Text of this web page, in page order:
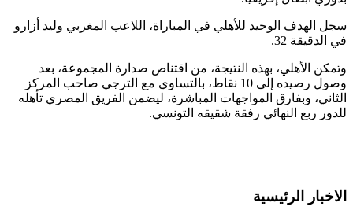
سجل الهدف الوحيد للأهلي في المباراة، اللاعب المغربي وليد أزارو
في الدقيقة 32.
وتمكن الأهلي، بهذه النتيجة، من اقتناص صدارة المجموعة، بعد
وصول رصيده إلى 10 نقاط، بالتساوي مع الترجي صاحب المركز
الثاني، وبفارق المواجهات المباشرة، ليضمن الفريق المصري تأهله
للدور ربع النهائي رفقة شقيقه التونسي.
الاخبار الرئيسية